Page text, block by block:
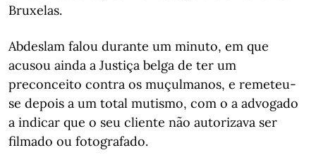
Bruxelas.
Abdeslam falou durante um minuto, em que
acusou ainda a Justiça belga de ter um
preconceito contra os muçulmanos, e remeteu-
se depois a um total mutismo, com o a advogado
a indicar que o seu cliente não autorizava ser
filmado ou fotografado.